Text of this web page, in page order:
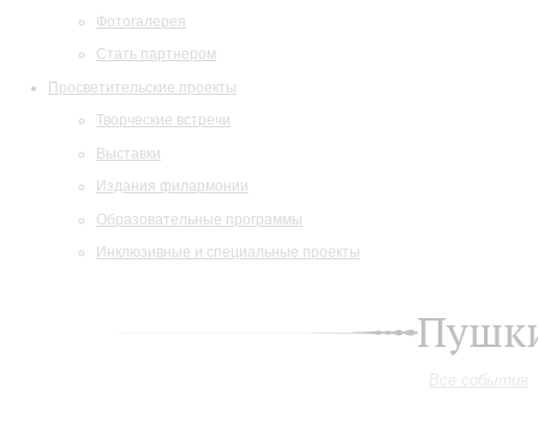
Фотогалерея
Стать партнером
Просветительские проекты
Творческие встречи
Выставки
Издания филармонии
Образовательные программы
Инклюзивные и специальные проекты
Все события